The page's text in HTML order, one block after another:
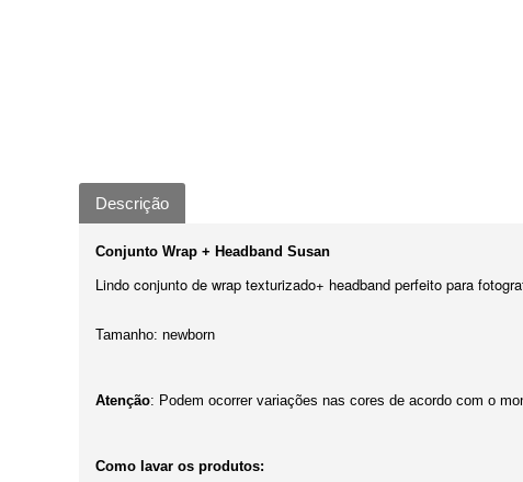
Descrição
Conjunto Wrap + Headband Susan
Lindo conjunto de wrap texturizado+ headband perfeito para
Tamanho: newborn
Atenção: Podem ocorrer variações nas cores de acordo com o
Como lavar os produtos: